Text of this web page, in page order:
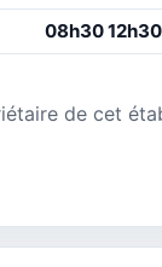
08h30
de cet